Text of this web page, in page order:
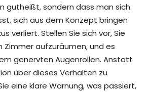
gutheißt, sondern dass man sich
sich aus dem Konzept bringen
verliert. Stellen Sie sich vor, Sie
Zimmer aufzuräumen, und es
genervten Augenrollen. Anstatt
über dieses Verhalten zu
eine klare Warnung, was passiert,